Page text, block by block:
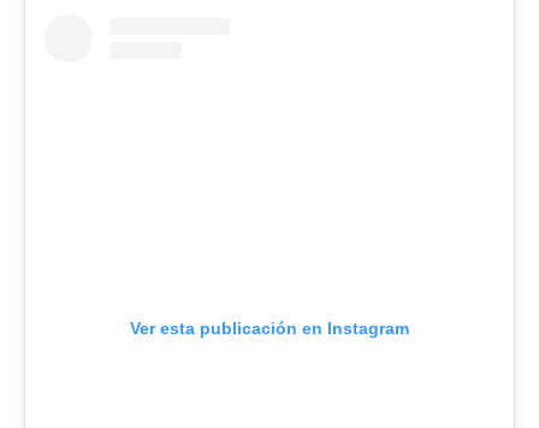
Ver esta publicación en Instagram